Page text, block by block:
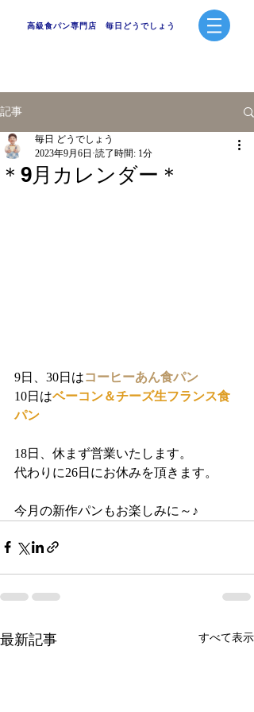
高級食パン専門店 毎日どうでしょう
記事
＊9月カレンダー＊
毎日 どうでしょう
2023年9月6日 読了時間: 1分
9日、30日はコーヒーあん食パン
10日はベーコン＆チーズ生フランス食
パン
18日、休まず営業いたします。
代わりに26日にお休みを頂きます。
今月の新作パンもお楽しみに～♪
最新記事 すべて表示